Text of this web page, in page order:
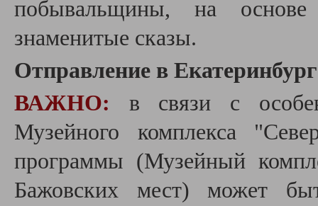
побывальщины, на основе
знаменитые сказы.
Отправление в
ВАЖНО:
в связи с
Музейного комплекса
программы (Музейный
Бажовских мест) может